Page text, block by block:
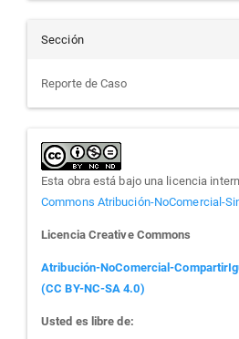
Sección
Reporte de Caso
Esta obra está bajo una licencia
Commons Atribución-NoComercial-
Licencia Creative Commons
Atribución-NoComercial-
(CC BY-NC-SA 4.0)
Usted es libre de: